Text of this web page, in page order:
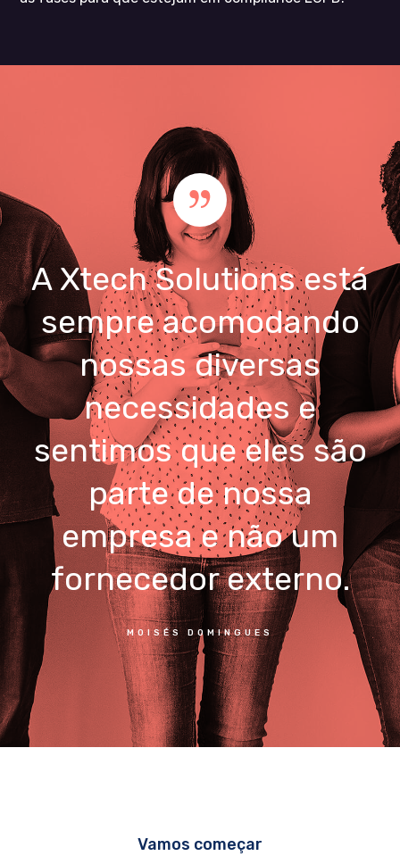
A Xtech Solutions está
sempre acomodando
nossas diversas
necessidades e
sentimos que eles são
parte de nossa
empresa e não um
fornecedor externo.
MOISÉS DOMINGUES
Vamos começar